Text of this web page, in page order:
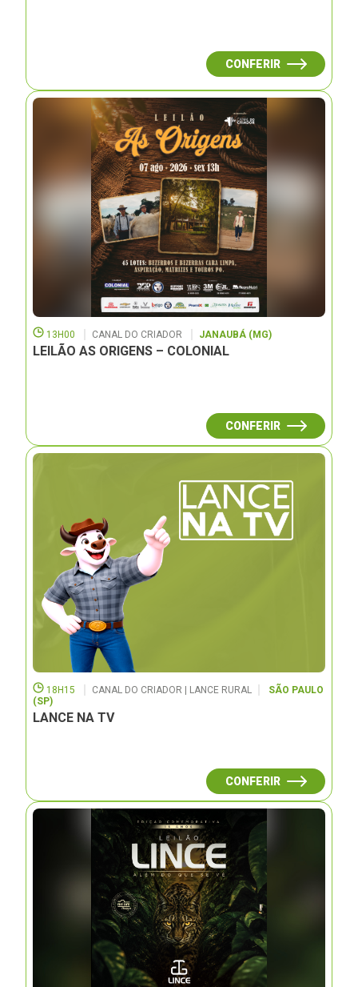
CONFERIR
13H00 CANAL DO CRIADOR JANAUBÁ (MG)
LEILÃO AS ORIGENS – COLONIAL
CONFERIR
18H15 CANAL DO CRIADOR | LANCE RURAL
SÃO PAULO
(SP)
LANCE NA TV
CONFERIR